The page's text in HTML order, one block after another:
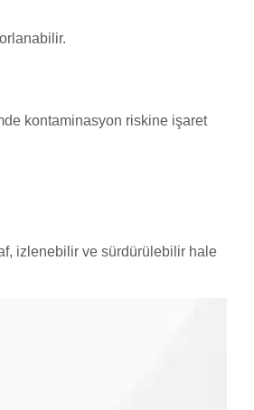
kontaminasyon riskine işaret
izlenebilir ve sürdürülebilir hale